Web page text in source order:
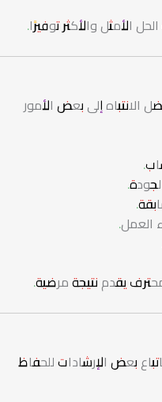
الأمثل والأكثر توفيرًا.
إلى بعض الأمور
العمل.
يقدم نتيجة مرضية.
بعض الإرشادات للحفاظ